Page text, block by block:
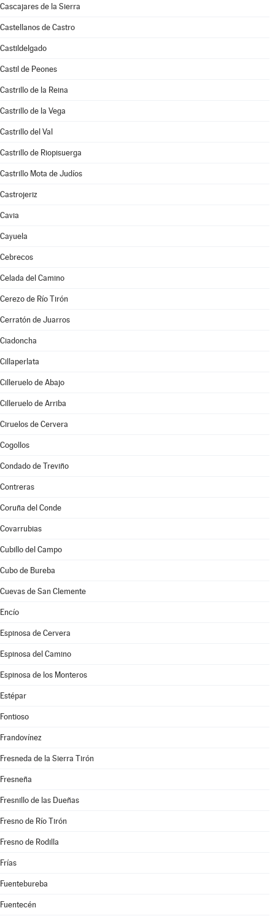
Cascajares de la Sierra
Castellanos de Castro
Castildelgado
Castil de Peones
Castrillo de la Reina
Castrillo de la Vega
Castrillo del Val
Castrillo de Riopisuerga
Castrillo Mota de Judíos
Castrojeriz
Cavia
Cayuela
Cebrecos
Celada del Camino
Cerezo de Río Tirón
Cerratón de Juarros
Ciadoncha
Cillaperlata
Cilleruelo de Abajo
Cilleruelo de Arriba
Ciruelos de Cervera
Cogollos
Condado de Treviño
Contreras
Coruña del Conde
Covarrubias
Cubillo del Campo
Cubo de Bureba
Cuevas de San Clemente
Encío
Espinosa de Cervera
Espinosa del Camino
Espinosa de los Monteros
Estépar
Fontioso
Frandovínez
Fresneda de la Sierra Tirón
Fresneña
Fresnillo de las Dueñas
Fresno de Río Tirón
Fresno de Rodilla
Frías
Fuentebureba
Fuentecén